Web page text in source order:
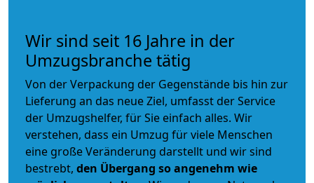
Wir sind seit 16 Jahre in der
Umzugsbranche tätig
Von der Verpackung der Gegenstände bis hin zur
Lieferung an das neue Ziel, umfasst der Service
der Umzugshelfer, für Sie einfach alles. Wir
verstehen, dass ein Umzug für viele Menschen
eine große Veränderung darstellt und wir sind
bestrebt, den Übergang so angenehm wie